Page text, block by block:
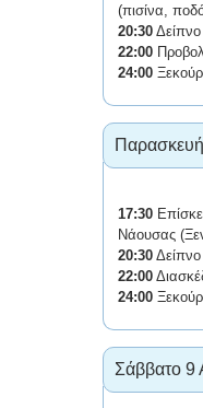
(πισίνα,
20:30 Δείπνο
22:00
24:00
17:30
Νάουσας
20:30 Δείπνο
22:00
24:00
Σάββατο 9